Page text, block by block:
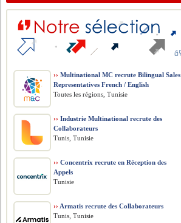
›› Multinational MC recrute Bilingual Sales
Representatives French / English
Toutes les régions, Tunisie
›› Industrie Multinational recrute des
Collaborateurs
Tunis, Tunisie
›› Concentrix recrute en Réception des
Appels
Tunisie
›› Armatis recrute des Collaborateurs
Tunis, Tunisie